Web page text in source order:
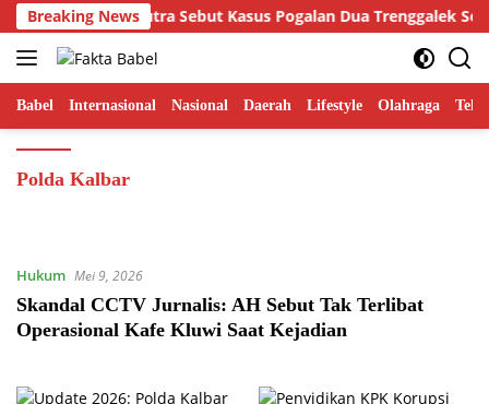
Langsung
ke
konten
Breaking News
Hamdi Putra Sebut Kasus Pogalan Dua Trenggalek
Babel Internasional Nasional Daerah Lifestyle Olahraga
Polda Kalbar
Hukum Mei 9, 2026
Skandal CCTV Jurnalis: AH Sebut Tak Terlibat
Operasional Kafe Kluwi Saat Kejadian